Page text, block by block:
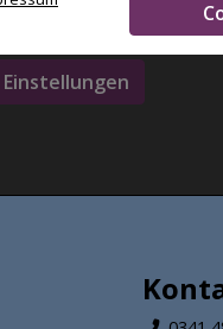
bitte Ihre Cookie-
Einstellungen